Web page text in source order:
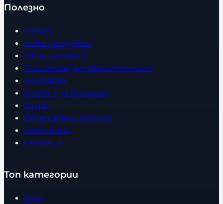
Полезно
Начало
Нови продукти
Общи условия
Политика за поверителност
Доставка
Условия за връщане
За нас
Оборудвани обекти
Контакти
Статии
Топ категории
Бокс